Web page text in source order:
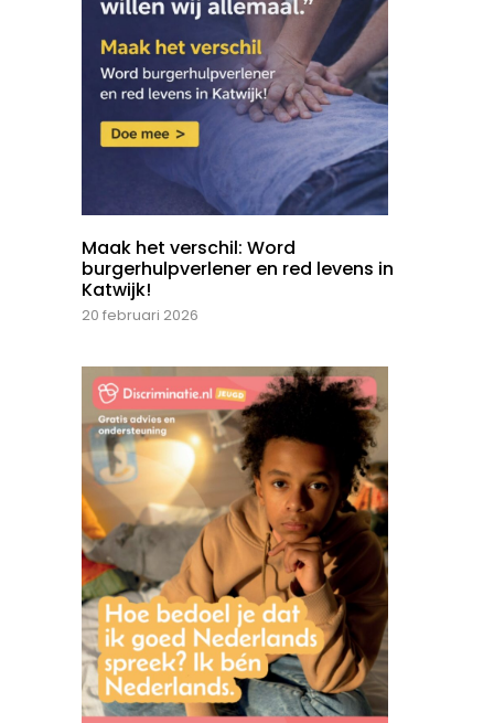
Maak het verschil: Word
burgerhulpverlener en red levens in
Katwijk!
20 februari 2026